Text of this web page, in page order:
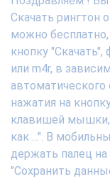
Скачать рингтон
можно
кнопку
или m4r, в
автоматического
нажатия на
клавишей мышки,
как ...". В
держать палец на
"Сохранить